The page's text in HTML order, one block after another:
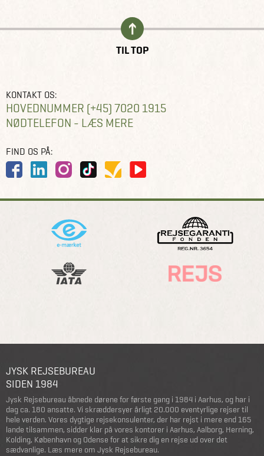
TIL TOP
KONTAKT OS:
HOVEDNUMMER (+45) 7020 1915
NØDTELEFON - LÆS MERE
FIND OS PÅ:
JYSK REJSEBUREAU
SIDEN 1984
Jysk Rejsebureau åbnede dørene for første gang i 1984 i Aarhus, og har i
dag ca. 180 ansatte. Vi skræddersyer årligt 20.000 eventyrlige rejser til
hele verden. Vores dygtige rejsekonsulenter, der har rejst i mere end 165
lande tilsammen, sidder klar på vores kontorer i Aarhus, Aalborg, Herning,
Kolding, København og Odense for at sikre dig en rejse ud over det
sædvanlige. Læs mere om Jysk Rejsebureau.